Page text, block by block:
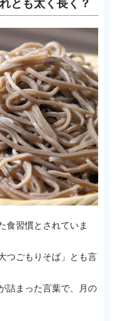
とも太く長く？
食習慣とされていま
つごもりそば」とも言
詰まった言葉で、月の